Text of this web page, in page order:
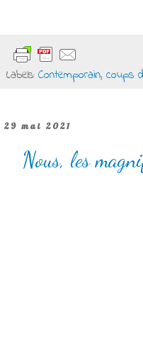
Labels: Contemporain, coups
29 mai 2021
Nous, les